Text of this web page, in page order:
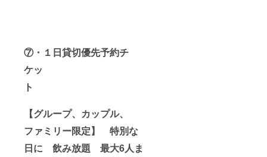
⑦・１日貸切優先予約チ
ケッ
ト
【グループ、カップル、
ファミリー限定】 特別な
日に 飲み放題 最大6人ま